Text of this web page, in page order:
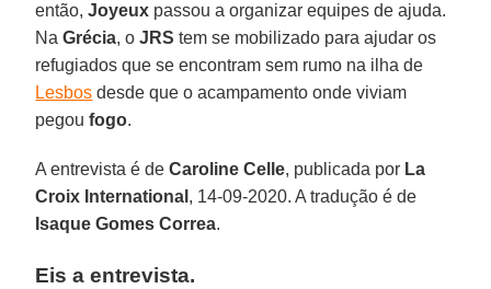
então,Joyeux passou a organizar equipes de ajuda.
NaGrécia, oJRS tem se mobilizado para ajudar os
refugiados que se encontram sem rumo na ilha de
Lesbos desde que o acampamento onde viviam
pegoufogo.
A entrevista é deCaroline Celle, publicada por La
Croix International , 14-09-2020. A tradução é de
Isaque Gomes Correa.
Eis a entrevista.